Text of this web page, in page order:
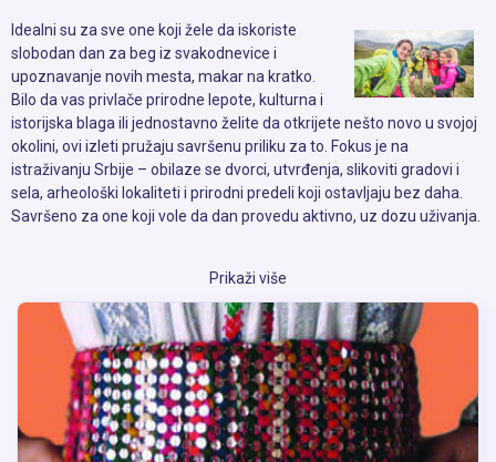
Idealni su za sve one koji žele da iskoriste
slobodan dan za beg iz svakodnevice i
upoznavanje novih mesta, makar na kratko.
Bilo da vas privlače prirodne lepote, kulturna i
istorijska blaga ili jednostavno želite da otkrijete nešto novo u svojoj
okolini, ovi izleti pružaju savršenu priliku za to. Fokus je na
istraživanju Srbije – obilaze se dvorci, utvrđenja, slikoviti gradovi i
sela, arheološki lokaliteti i prirodni predeli koji ostavljaju bez daha.
Savršeno za one koji vole da dan provedu aktivno, uz dozu uživanja.
Prikaži više